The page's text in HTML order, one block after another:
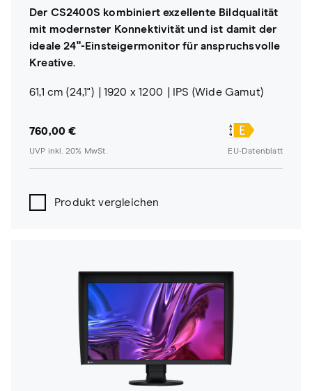
Der CS2400S kombiniert exzellente Bildqualität
mit modernster Konnektivität und ist damit der
ideale 24"-Einsteigermonitor für anspruchsvolle
Kreative.
61,1 cm (24,1") 1920 x 1200 IPS (Wide Gamut)
760,00 €
UVP inkl. 20% MwSt. EU-Datenblatt
Produkt vergleichen